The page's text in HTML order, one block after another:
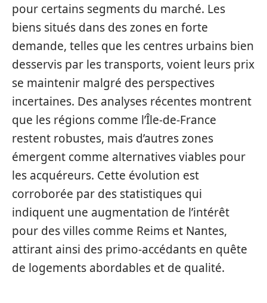
pour certains segments du marché. Les
biens situés dans des zones en forte
demande, telles que les centres urbains bien
desservis par les transports, voient leurs prix
se maintenir malgré des perspectives
incertaines. Des analyses récentes montrent
que les régions comme l’Île-de-France
restent robustes, mais d’autres zones
émergent comme alternatives viables pour
les acquéreurs. Cette évolution est
corroborée par des statistiques qui
indiquent une augmentation de l’intérêt
pour des villes comme Reims et Nantes,
attirant ainsi des primo-accédants en quête
de logements abordables et de qualité.